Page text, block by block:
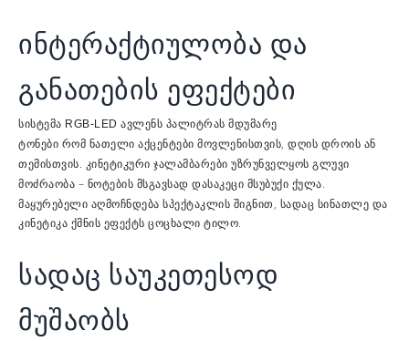
ინტერაქტიულობა და
განათების ეფექტები
სისტემა RGB-LED ავლენს პალიტრას მდუმარე
ტონები რომ ნათელი აქცენტები მოვლენისთვის, დღის დროის ან
თემისთვის. კინეტიკური ჯალამბარები უზრუნველყოს გლუვი
მოძრაობა – ნოტების მსგავსად დასაკეცი მსუბუქი ქულა.
მაყურებელი აღმოჩნდება სპექტაკლის შიგნით, სადაც სინათლე და
კინეტიკა ქმნის ეფექტს ცოცხალი ტილო.
სადაც საუკეთესოდ
მუშაობს